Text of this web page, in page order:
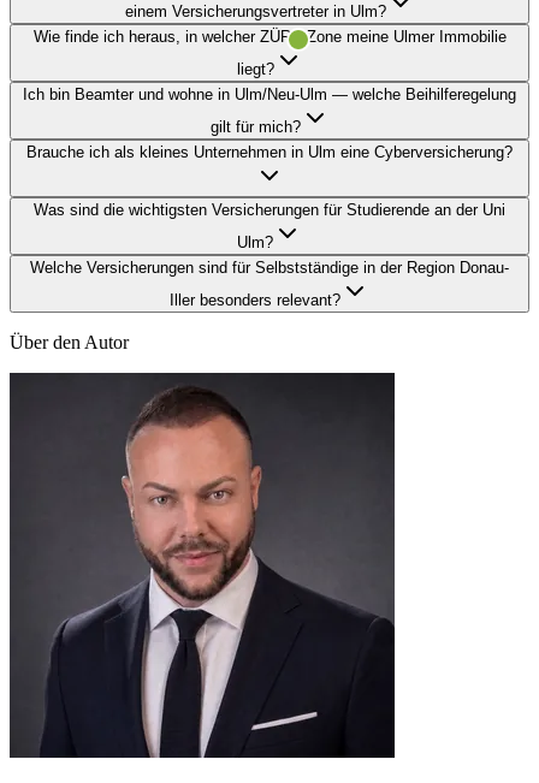
einem Versicherungsvertreter in Ulm?
Wie finde ich heraus, in welcher ZÜRS-Zone meine Ulmer Immobilie
liegt?
Ich bin Beamter und wohne in Ulm/Neu-Ulm — welche Beihilferegelung
gilt für mich?
Brauche ich als kleines Unternehmen in Ulm eine Cyberversicherung?
Was sind die wichtigsten Versicherungen für Studierende an der Uni
Ulm?
Welche Versicherungen sind für Selbstständige in der Region Donau-
Iller besonders relevant?
Über den Autor